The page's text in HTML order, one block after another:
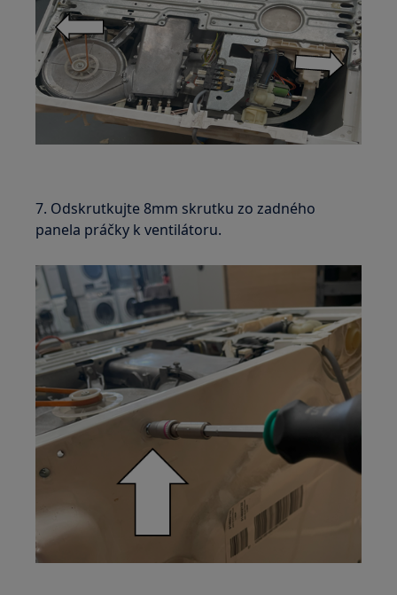
7. Odskrutkujte 8mm skrutku zo zadného
panela práčky k ventilátoru.